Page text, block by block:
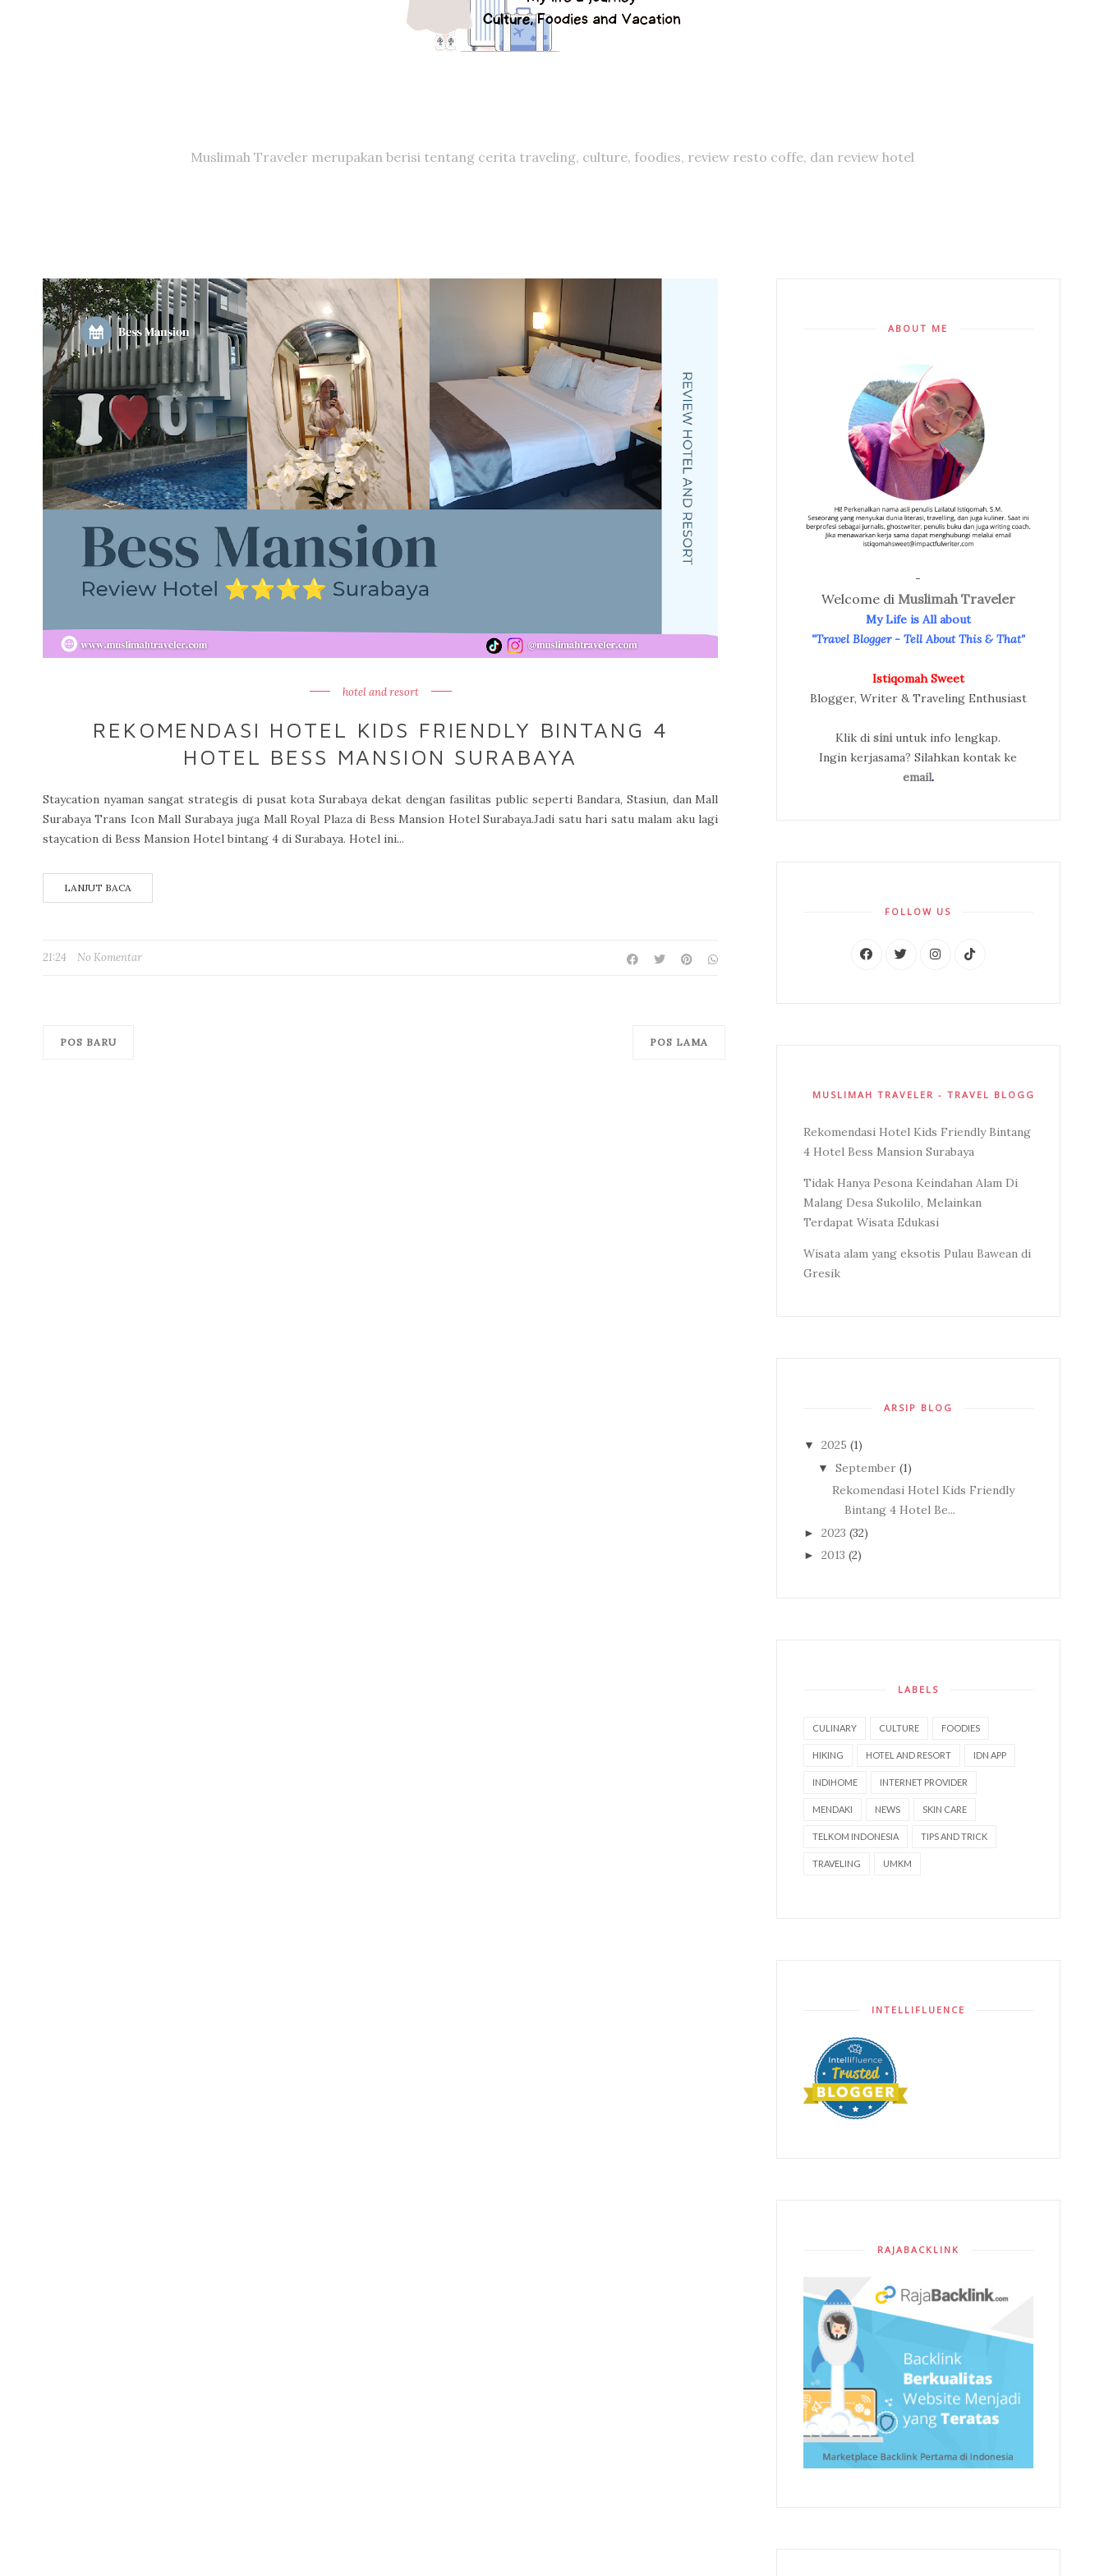
Muslimah Traveler merupakan berisi tentang cerita traveling, culture, foodies, review resto coffe, dan review hotel
hotel and resort
REKOMENDASI HOTEL KIDS FRIENDLY BINTANG 4
HOTEL BESS MANSION SURABAYA
Staycation nyaman sangat strategis di pusat kota Surabaya dekat dengan fasilitas public seperti Bandara, Stasiun, dan Mall
Surabaya Trans Icon Mall Surabaya juga Mall Royal Plaza di Bess Mansion Hotel Surabaya.Jadi satu hari satu malam aku lagi
staycation di Bess Mansion Hotel bintang 4 di Surabaya. Hotel ini...
LANJUT BACA
21:24 No Komentar
POS BARU POS LAMA
ABOUT ME
-
Welcome di Muslimah Traveler
My Life is All about
"Travel Blogger - Tell About This & That"
Istiqomah Sweet
Blogger, Writer & Traveling Enthusiast
Klik disini untuk info lengkap.
Ingin kerjasama? Silahkan kontak ke
email.
FOLLOW US
MUSLIMAH TRAVELER - TRAVEL BLOGGER
Rekomendasi Hotel Kids Friendly Bintang
4 Hotel Bess Mansion Surabaya
Tidak Hanya Pesona Keindahan Alam Di
Malang Desa Sukolilo, Melainkan
Terdapat Wisata Edukasi
Wisata alam yang eksotis Pulau Bawean di
Gresik
ARSIP BLOG
▼ 2025 (1)
▼ September (1)
Rekomendasi Hotel Kids Friendly
Bintang 4 Hotel Be...
► 2023 (32)
► 2013 (2)
LABELS
CULINARY CULTURE FOODIES
HIKING HOTEL AND RESORT IDN APP
INDIHOME INTERNET PROVIDER
MENDAKI NEWS SKIN CARE
TELKOM INDONESIA TIPS AND TRICK
TRAVELING UMKM
INTELLIFLUENCE
RAJABACKLINK